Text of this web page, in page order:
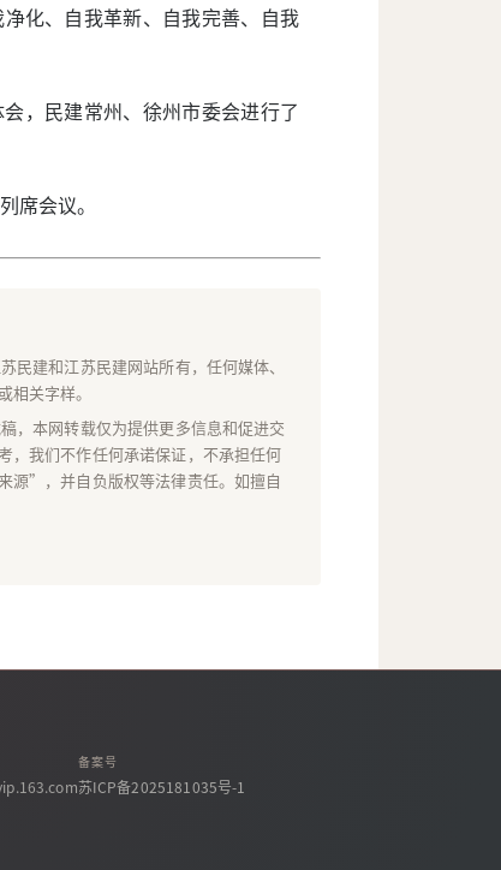
化、自我革新、自我完善、自我
，民建常州、徐州市委会进行了
席会议。
建和江苏民建网站所有，任何媒体、
关字样。
本网转载仅为提供更多信息和促进交
，我们不作任何承诺保证，不承担任何
源”，并自负版权等法律责任。如擅自
备案号
苏ICP备2025181035号-1